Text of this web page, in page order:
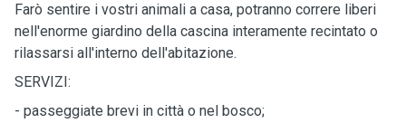
Farò sentire i vostri animali a casa, potranno correre liberi
nell'enorme giardino della cascina interamente recintato o
rilassarsi all'interno dell'abitazione.
SERVIZI:
- passeggiate brevi in città o nel bosco;